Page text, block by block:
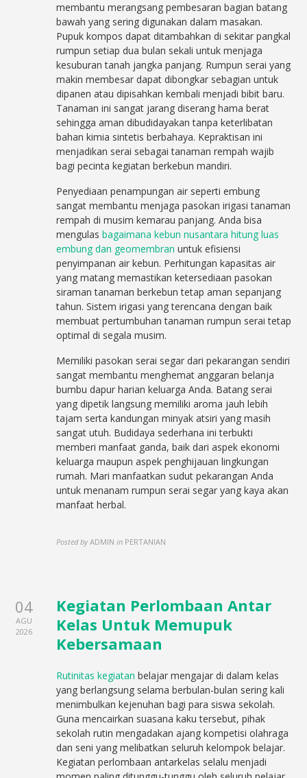
membantu merangsang pembesaran bagian batang
bawah yang sering digunakan dalam masakan.
Pupuk kompos dapat ditambahkan di sekitar pangkal
rumpun setiap dua bulan sekali untuk menjaga
kesuburan tanah jangka panjang. Rumpun serai yang
makin membesar dapat dibongkar sebagian untuk
dipanen atau dipisahkan kembali menjadi bibit baru.
Tanaman ini sangat jarang diserang hama berat
sehingga aman dibudidayakan tanpa keterlibatan
bahan kimia sintetis berbahaya. Kepraktisan ini
menjadikan serai sebagai tanaman rempah wajib
bagi pecinta kegiatan berkebun mandiri.
Penyediaan penampungan air seperti embung
sangat membantu menjaga pasokan irigasi tanaman
rempah di musim kemarau panjang. Anda bisa
mengulasbagaimana kebun nusantara hitung luas
embung dan geomembran untuk efisiensi
penyimpanan air kebun. Perhitungan kapasitas air
yang matang memastikan ketersediaan pasokan
siraman tanaman berkebun tetap aman sepanjang
tahun. Sistem irigasi yang terencana dengan baik
membuat pertumbuhan tanaman rumpun serai tetap
optimal di segala musim.
Memiliki pasokan serai segar dari pekarangan sendiri
sangat membantu menghemat anggaran belanja
bumbu dapur harian keluarga Anda. Batang serai
yang dipetik langsung memiliki aroma jauh lebih
tajam serta kandungan minyak atsiri yang masih
sangat utuh. Budidaya sederhana ini terbukti
memberi manfaat ganda, baik dari aspek ekonomi
keluarga maupun aspek penghijauan lingkungan
rumah. Mari manfaatkan sudut pekarangan Anda
untuk menanam rumpun serai segar yang kaya akan
manfaat herbal.
Posted by ADMIN in PERTANIAN
04
AGU
2026
Kegiatan Perlombaan Antar
Kelas Untuk Memupuk
Kebersamaan
Rutinitas kegiatan belajar mengajar di dalam kelas
yang berlangsung selama berbulan-bulan sering kali
menimbulkan kejenuhan bagi para siswa sekolah.
Guna mencairkan suasana kaku tersebut, pihak
sekolah rutin mengadakan ajang kompetisi olahraga
dan seni yang melibatkan seluruh kelompok belajar.
Kegiatan perlombaan antarkelas selalu menjadi